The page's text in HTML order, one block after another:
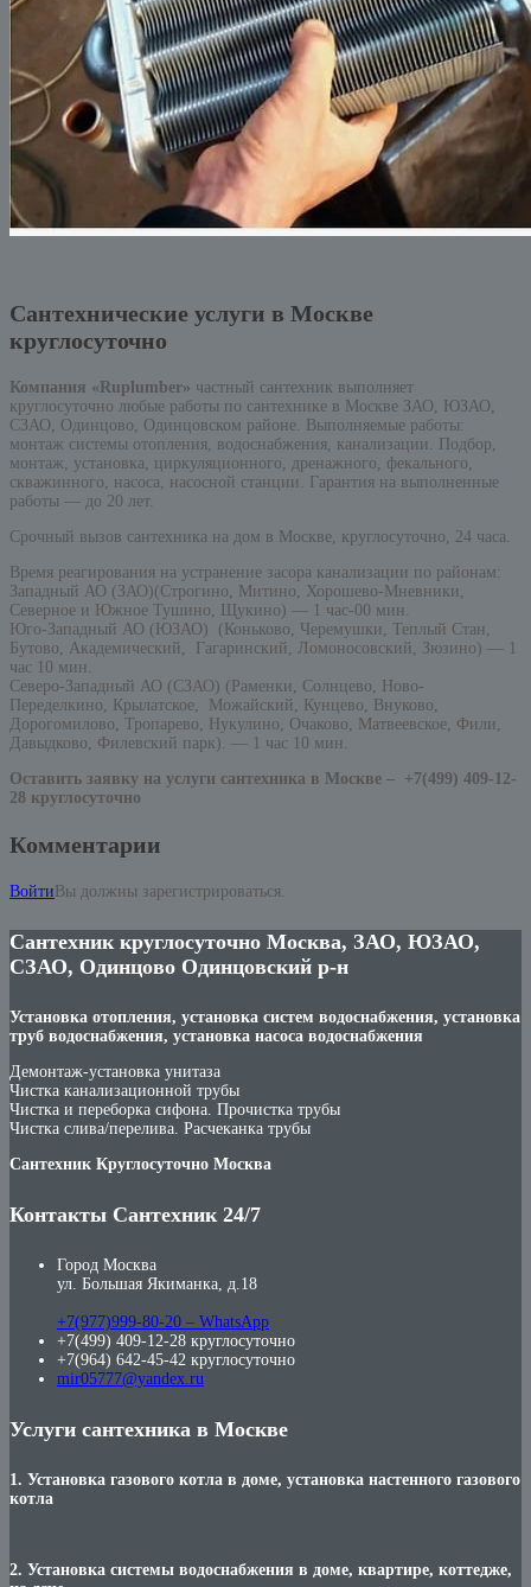
Сантехнические услуги в Москве
круглосуточно
Компания «Ruplumber» частный сантехник выполняет
круглосуточно любые работы по сантехнике в Москве ЗАО, ЮЗАО,
СЗАО, Одинцово, Одинцовском районе. Выполняемые работы:
монтаж системы отопления, водоснабжения, канализации. Подбор,
монтаж, установка, циркуляционного, дренажного, фекального,
скважинного, насоса, насосной станции. Гарантия на выполненные
работы — до 20 лет.
Срочный вызов сантехника на дом в Москве, круглосуточно, 24 часа.
Время реагирования на устранение засора канализации по районам:
Западный АО (ЗАО)(Строгино, Митино, Хорошево-Мневники,
Северное и Южное Тушино, Щукино) — 1 час-00 мин.
Юго-Западный АО (ЮЗАО) (Коньково, Черемушки, Теплый Стан,
Бутово, Академический, Гагаринский, Ломоносовский, Зюзино) — 1
час 10 мин.
Северо-Западный АО (СЗАО) (Раменки, Солнцево, Ново-
Переделкино, Крылатское, Можайский, Кунцево, Внуково,
Дорогомилово, Тропарево, Нукулино, Очаково, Матвеевское, Фили,
Давыдково, Филевский парк). — 1 час 10 мин.
Оставить заявку на услуги сантехника в Москве – +7(499) 409-12-
28 круглосуточно
Комментарии
Войти Вы должны зарегистрироваться.
Сантехник круглосуточно Москва, ЗАО, ЮЗАО,
СЗАО, Одинцово Одинцовский р-н
Установка отопления, установка систем водоснабжения, установка
труб водоснабжения, установка насоса водоснабжения
Демонтаж-установка унитаза
Чистка канализационной трубы
Чистка и переборка сифона. Прочистка трубы
Чистка слива/перелива. Расчеканка трубы
Сантехник Круглосуточно Москва
Контакты Сантехник 24/7
Город Москва
ул. Большая Якиманка, д.18
+7(977)999-80-20 – WhatsApp
+7(499) 409-12-28 круглосуточно
+7(964) 642-45-42 круглосуточно
mir05777@yandex.ru
Услуги сантехника в Москве
1. Установка газового котла в доме, установка настенного газового
котла
2. Установка системы водоснабжения в доме, квартире, коттедже,